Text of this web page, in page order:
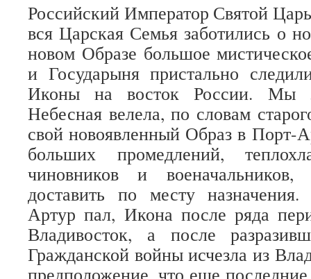
Российский Император Святой
вся Царская Семья заботились о
новом Образе большое
и Государыня пристально
Иконы на восток России. Мы
Небесная велела, по словам
свой новоявленный Образ в Порт-
больших промедлений,
чиновников и
доставить по месту
Артур пал, Икона после ряда
Владивосток, а после
Гражданской войны исчезла из
предположение, что еще